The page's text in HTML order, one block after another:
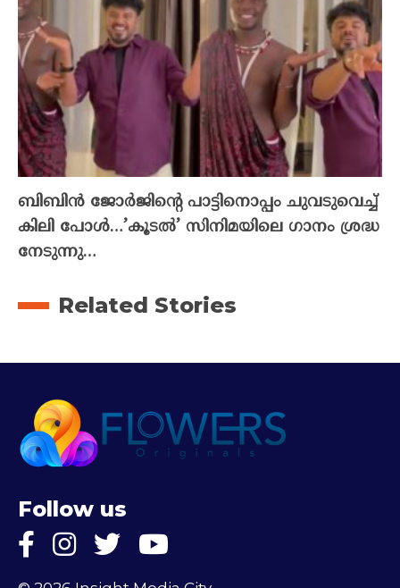
ബിബിൻ ജോർജിന്റെ പാട്ടിനൊപ്പം ചുവടുവെച്ച്
കിലി പോൾ…’കൂടൽ’ സിനിമയിലെ ഗാനം ശ്രദ്ധ
നേടുന്നു…
Related Stories
Follow us